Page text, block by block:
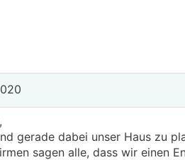
gerade dabei unser Haus zu
sagen alle, dass wir einen